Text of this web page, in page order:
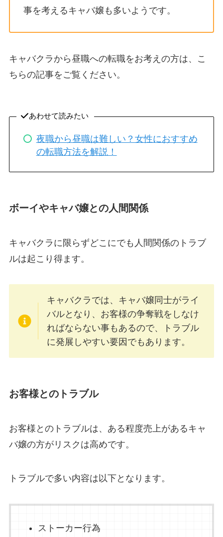
事を考えるキャバ嬢も多いようです。
キャバクラから昼職への転職をお考えの方は、こ
ちらの記事をご覧ください。
あわせて読みたい
夜職から昼職は難しい？女性におすすめ
の転職方法を解説！
ボーイやキャバ嬢との人間関係
キャバクラに限らずどこにでも人間関係のトラブ
ルは起こり得ます。
キャバクラでは、キャバ嬢同士がライ
バルとなり、お客様の争奪戦をしなけ
ればならない事もあるので、トラブル
に発展しやすい要因でもあります。
お客様とのトラブル
お客様とのトラブルは、ある程度売上があるキャ
バ嬢の方がリスクは高めです。
トラブルで多い内容は以下となります。
ストーカー行為